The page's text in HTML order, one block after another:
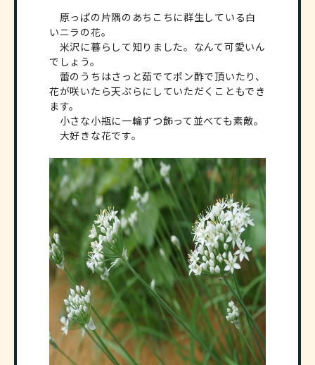
原っぱの片隅のあちこちに群生している白
いニラの花。
米沢に暮らして知りました。なんて可愛いん
でしょう。
蕾のうちはさっと茹でてポン酢で頂いたり、
花が咲いたら天ぷらにしていただくこともでき
ます。
小さな小瓶に一輪ずつ飾って並べても素敵。
大好きな花です。